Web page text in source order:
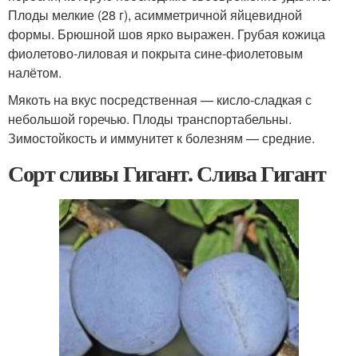
Плоды мелкие (28 г), асимметричной яйцевидной
формы. Брюшной шов ярко выражен. Грубая кожица
фиолетово-лиловая и покрыта сине-фиолетовым
налётом.
Мякоть на вкус посредственная — кисло-сладкая с
небольшой горечью. Плоды транспортабельны.
Зимостойкость и иммунитет к болезням — средние.
Сорт сливы Гигант. Слива Гигант